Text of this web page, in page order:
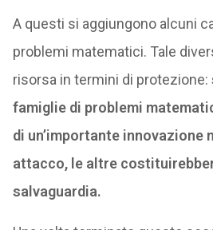
A questi si aggiungono alcuni
problemi matematici. Tale
risorsa in termini di protezione:
famiglie di problemi
di un’importante innovazione
attacco, le altre
salvaguardia.